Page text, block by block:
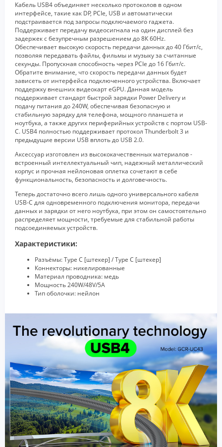
Кабель USB4 объединяет несколько протоколов в одном
интерфейсе, такие как DP, PCIe, USB и автоматически
подстраивается под запросы подключаемого гаджета.
Поддерживает передачу видеосигнала на один дисплей без
задержек с безупречным разрешением до 8К 60Hz.
Обеспечивает высокую скорость передачи данных до 40 Гбит/с,
позволяя передавать файлы, фильмы и музыку за считанные
секунды. Пропускная способность через PCIe до 16 Гбит/с.
Обратите внимание, что скорость передачи данных будет
зависеть от интерфейса подключенного устройства. Включает
поддержку внешних видеокарт eGPU. Данная модель
поддерживает стандарт быстрой зарядки Power Delivery и
подачу питания до 240W, обеспечивая безопасную и
стабильную зарядку для телефона, мощного планшета и
ноутбука, а также других периферийных устройств с портом USB-
C. USB4 полностью поддерживает протокол Thunderbolt 3 и
предыдущие версии USB вплоть до USB 2.0.
Аксессуар изготовлен из высококачественных материалов -
встроенный интеллектуальный чип, надежный металлический
корпус и прочная нейлоновая оплетка сочетают в себе
функциональность, безопасность и долговечность.
Теперь достаточно всего лишь одного универсального кабеля
USB-C для одновременного подключения монитора, передачи
данных и зарядки от него ноутбука, при этом он самостоятельно
распределяет мощности, требуемые для стабильной работы
подсоединяемых устройств.
Характеристики:
Разъёмы: Type C [штекер] / Type C [штекер]
Коннекторы: никелированные
Материал проводника: медь
Мощность 240W/48V/5A
Тип оболочки: нейлон